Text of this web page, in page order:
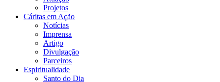
Projetos
Cáritas em Ação
Notícias
Imprensa
Artigo
Divulgação
Parceiros
Espiritualidade
Santo do Dia